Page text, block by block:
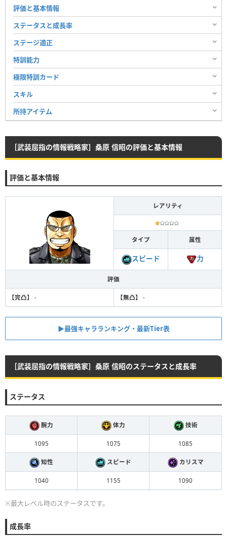
評価と基本情報
ステータスと成長率
ステージ適正
特訓能力
極限特訓カード
スキル
所持アイテム
［武装屈指の情報戦略家］桑原 信昭の評価と基本情報
評価と基本情報
レアリティ
タイプ 属性
スピード 力
評価
【完凸】 - 【無凸】 -
▶︎最強キャラランキング・最新Tier表
［武装屈指の情報戦略家］桑原 信昭のステータスと成長率
ステータス
腕力 体力 技術
1095 1075 1085
知性 スピード カリスマ
1040 1155 1090
※最大レベル時のステータスです。
成長率